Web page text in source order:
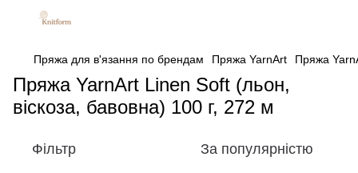
Пряжа для в'язання по брендам Пряжа YarnArt Пряжа
Пряжа YarnArt Linen Soft (льон,
віскоза, бавовна) 100 г, 272 м
Фільтр За популярністю